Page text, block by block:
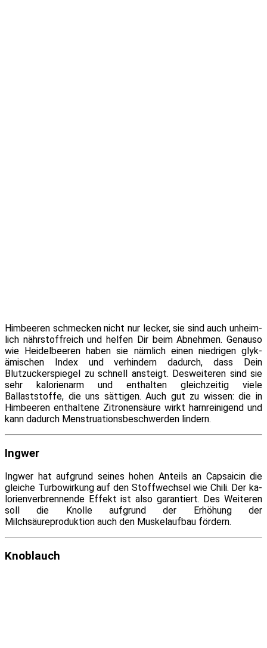
Himbeeren schme­cken nicht nur le­cker, sie sind auch un­heim­
lich nähr­stoff­reich und hel­fen Dir beim Abnehmen. Genauso
wie Heidelbeeren ha­ben sie näm­lich ei­nen nied­ri­gen glyk­
ämischen Index und ver­hin­dern da­durch, dass Dein
Blutzuckerspiegel zu schnell an­steigt. Desweiteren sind sie
sehr ka­lo­rien­arm und ent­hal­ten gleich­zei­tig vie­le
Ballaststoffe, die uns sät­ti­gen. Auch gut zu wis­sen: die in
Himbeeren ent­hal­te­ne Zitronensäure wirkt harn­rei­ni­gend und
kann da­durch Menstruationsbeschwerden lindern.
Ingwer
Ingwer hat auf­grund sei­nes ho­hen Anteils an Capsaicin die
glei­che Turbowirkung auf den Stoffwechsel wie Chili. Der ka­
lo­rien­ver­bren­nen­de Effekt ist al­so ga­ran­tiert. Des Weiteren
soll die Knolle auf­grund der Erhöhung der
Milchsäureproduktion auch den Muskelaufbau fördern.
Knoblauch